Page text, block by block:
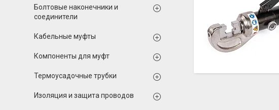
Болтовые наконечники и
соединители
Кабельные муфты
Компоненты для муфт
Термоусадочные трубки
Изоляция и защита проводов